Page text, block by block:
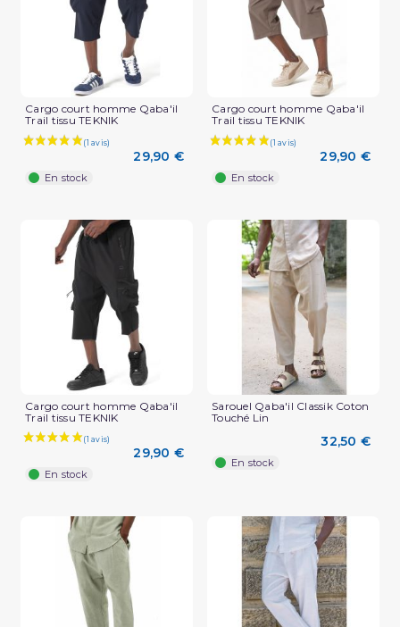
Cargo court homme Qaba'il
Trail tissu TEKNIK
29,90 €
En stock
Cargo court homme Qaba'il
Trail tissu TEKNIK
29,90 €
En stock
Cargo court homme Qaba'il
Trail tissu TEKNIK
29,90 €
En stock
Sarouel Qaba'il Classik Coton
Touché Lin
32,50 €
En stock